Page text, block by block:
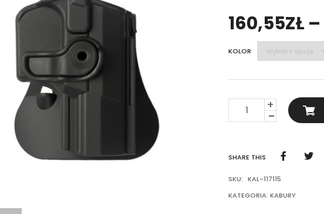
160,55ZŁ –
KOLOR
DEFENCE
DO
WALTHER
IMI
SHARE THIS
SKU: KAL-117115
KATEGORIA: KABURY